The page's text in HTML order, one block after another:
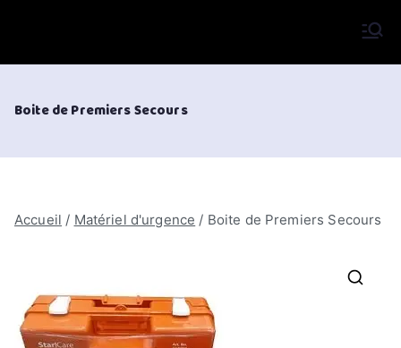
Boite de Premiers Secours
Accueil / Matériel d'urgence / Boite de Premiers Secours